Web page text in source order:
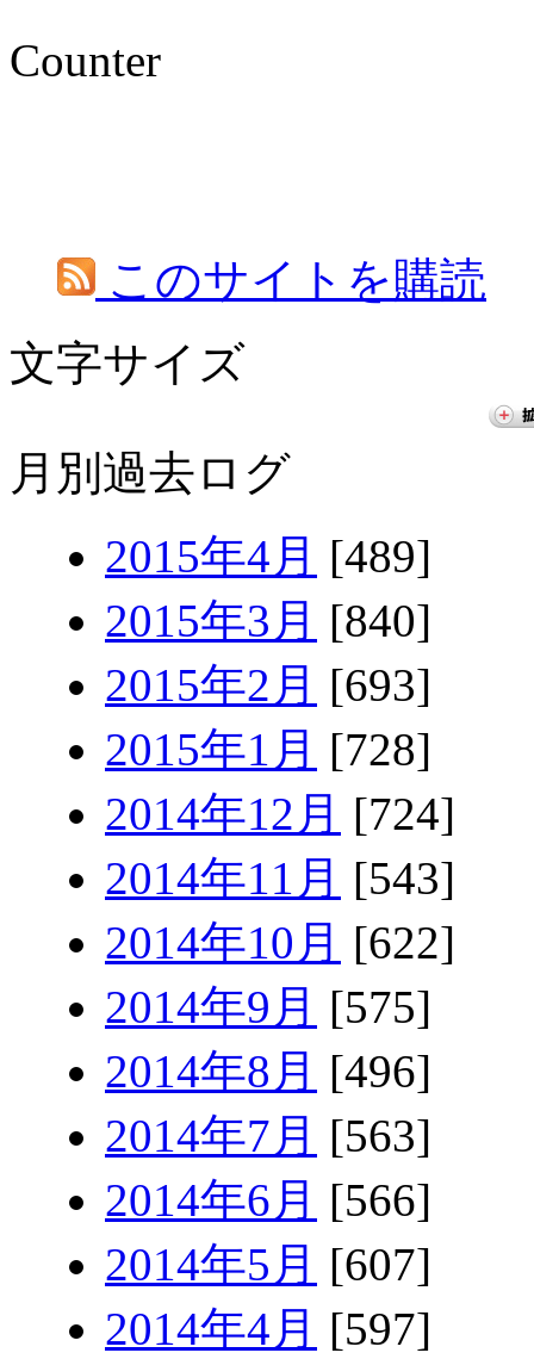
Counter
このサイトを購読
文字サイズ
月別過去ログ
2015年4月 [489]
2015年3月 [840]
2015年2月 [693]
2015年1月 [728]
2014年12月 [724]
2014年11月 [543]
2014年10月 [622]
2014年9月 [575]
2014年8月 [496]
2014年7月 [563]
2014年6月 [566]
2014年5月 [607]
2014年4月 [597]